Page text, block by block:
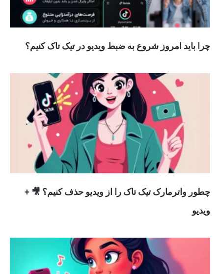
چرا باید امروز شروع به ضبط ویدیو در تیک تاک کنیم؟
چطور واترمارک تیک تاک را از ویدیو حذف کنیم؟ 🎥 +
ویدیو